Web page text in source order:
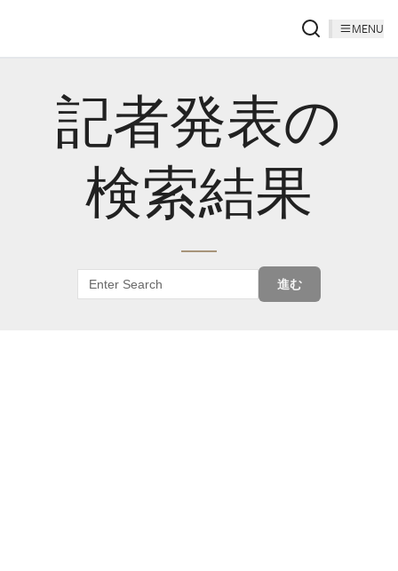
MENU
記者発表の
検索結果
進む